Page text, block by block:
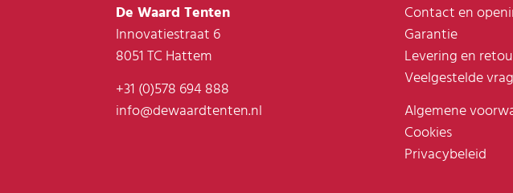
De Waard Tenten
Innovatiestraat 6
8051 TC Hattem
+31 (0)578 694 888
info@dewaardtenten.nl
Contact en
Garantie
Levering en
Veelgestelde
Algemene
Cookies
Privacybeleid